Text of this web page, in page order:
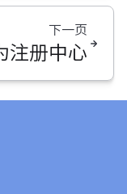
下一页
注册中心